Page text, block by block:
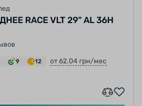
RACE VLT 29" AL 36H
9 12 от 62.04 грн/мес